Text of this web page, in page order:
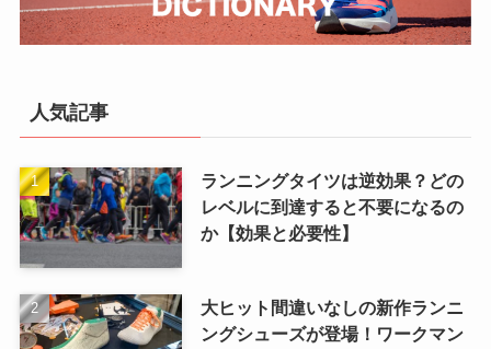
人気記事
ランニングタイツは逆効果？どの
レベルに到達すると不要になるの
か【効果と必要性】
大ヒット間違いなしの新作ランニ
ングシューズが登場！ワークマン